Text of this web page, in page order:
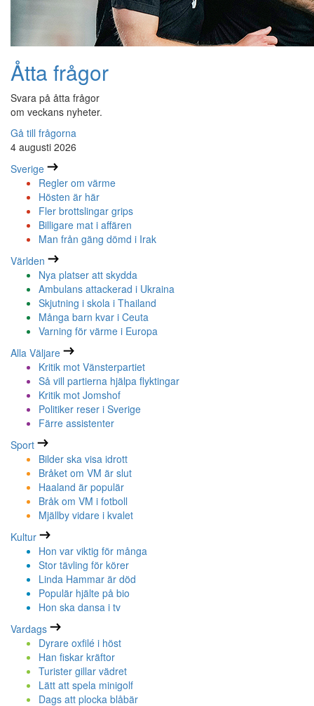
Åtta frågor
Svara på åtta frågor
om veckans nyheter.
Gå till frågorna
4 augusti 2026
Sverige
Regler om värme
Hösten är här
Fler brottslingar grips
Billigare mat i affären
Man från gäng dömd i Irak
Världen
Nya platser att skydda
Ambulans attackerad i Ukraina
Skjutning i skola i Thailand
Många barn kvar i Ceuta
Varning för värme i Europa
Alla Väljare
Kritik mot Vänsterpartiet
Så vill partierna hjälpa flyktingar
Kritik mot Jomshof
Politiker reser i Sverige
Färre assistenter
Sport
Bilder ska visa idrott
Bråket om VM är slut
Haaland är populär
Bråk om VM i fotboll
Mjällby vidare i kvalet
Kultur
Hon var viktig för många
Stor tävling för körer
Linda Hammar är död
Populär hjälte på bio
Hon ska dansa i tv
Vardags
Dyrare oxfilé i höst
Han fiskar kräftor
Turister gillar vädret
Lätt att spela minigolf
Dags att plocka blåbär